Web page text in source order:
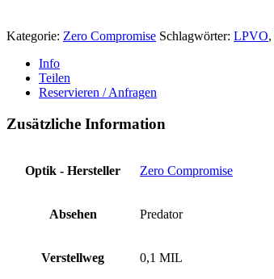
Kategorie: Zero Compromise Schlagwörter: LPVO,
Info
Teilen
Reservieren / Anfragen
Zusätzliche Information
Optik - Hersteller Zero Compromise
Absehen Predator
Verstellweg 0,1 MIL